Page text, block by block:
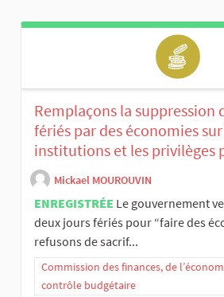
Remplaçons la suppression
fériés par des économies
institutions et les privilèges
Mickael MOUROUVIN
ENREGISTRÉE Le gouvernement
deux jours fériés pour “faire des
refusons de sacrif...
Commission des finances, de
contrôle budgétaire